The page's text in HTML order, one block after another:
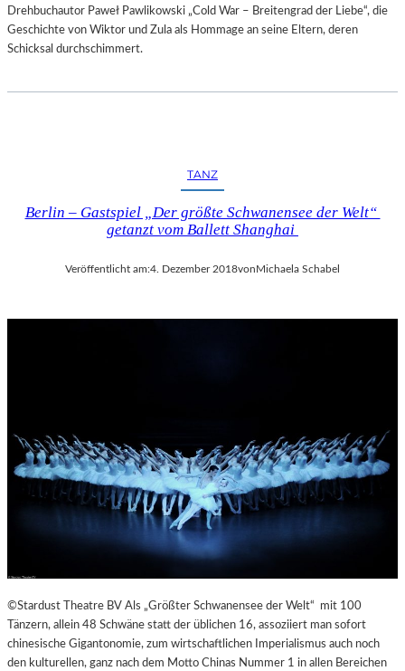
Drehbuchautor Paweł Pawlikowski „Cold War – Breitengrad der Liebe“, die
Geschichte von Wiktor und Zula als Hommage an seine Eltern, deren
Schicksal durchschimmert.
TANZ
Berlin – Gastspiel „Der größte Schwanensee der Welt“
getanzt vom Ballett Shanghai
Veröffentlicht am:4. Dezember 2018von Michaela Schabel
©Stardust Theatre BV Als „Größter Schwanensee der Welt“ mit 100
Tänzern, allein 48 Schwäne statt der üblichen 16, assoziiert man sofort
chinesische Gigantonomie, zum wirtschaftlichen Imperialismus auch noch
den kulturellen, ganz nach dem Motto Chinas Nummer 1 in allen Bereichen